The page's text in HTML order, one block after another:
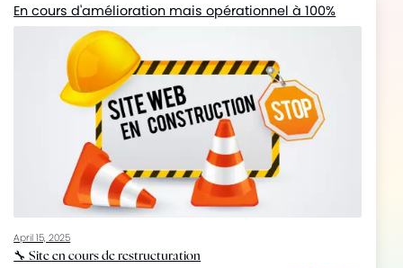
🔧 Site en cours de restructuration
April 15, 2025
En cours d'amélioration mais opérationnel à 100%